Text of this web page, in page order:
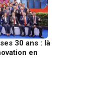
30 ans : là
en